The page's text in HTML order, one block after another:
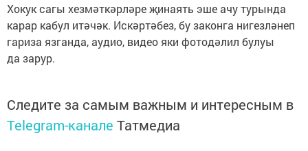
Хокук сагы хезмәткәрләре җинаять эше ачу турында
карар кабул итәчәк. Искәртәбез, бу законга нигезләнеп
гариза язганда, аудио, видео яки фотодәлил булуы
да зарур.
Следите за самым важным и интересным в
Telegram-канале Татмедиа